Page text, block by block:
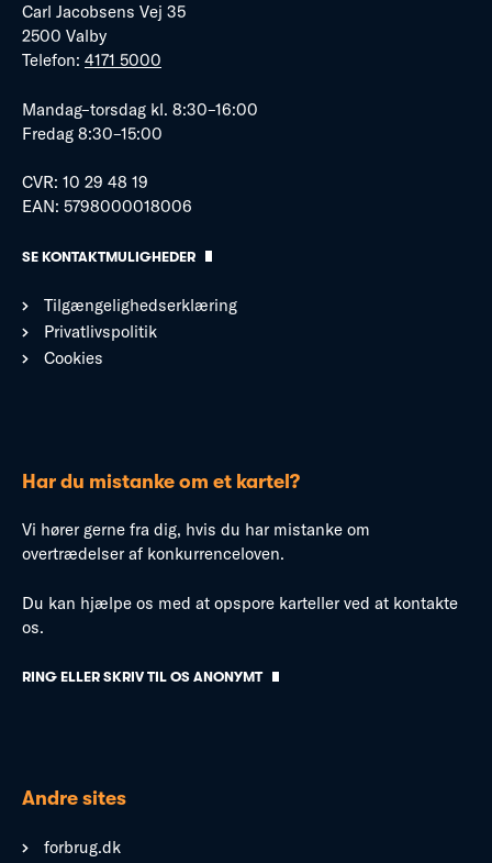
Carl Jacobsens Vej 35
2500 Valby
Telefon: 4171 5000
Mandag–torsdag kl. 8:30–16:00
Fredag 8:30–15:00
CVR: 10 29 48 19
EAN: 5798000018006
SE KONTAKTMULIGHEDER
Tilgængelighedserklæring
Privatlivspolitik
Cookies
Har du mistanke om et kartel?
Vi hører gerne fra dig, hvis du har mistanke om
overtrædelser af konkurrenceloven.
Du kan hjælpe os med at opspore karteller ved at kontakte
os.
RING ELLER SKRIV TIL OS ANONYMT
Andre sites
forbrug.dk